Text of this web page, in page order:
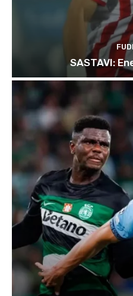
SASTAVI: